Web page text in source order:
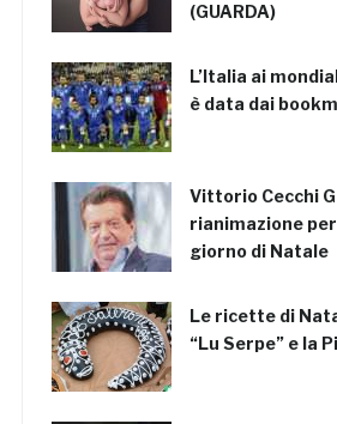
(GUARDA)
L’Italia ai
è data dai
Vittorio Cecchi
rianimazione
giorno di Natale
Le ricette di
“Lu Serpe” e la